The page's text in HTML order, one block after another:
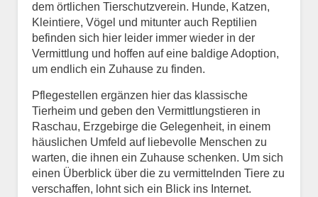
dem örtlichen Tierschutzverein. Hunde, Katzen,
Kleintiere, Vögel und mitunter auch Reptilien
befinden sich hier leider immer wieder in der
Vermittlung und hoffen auf eine baldige Adoption,
um endlich ein Zuhause zu finden.
Pflegestellen ergänzen hier das klassische
Tierheim und geben den Vermittlungstieren in
Raschau, Erzgebirge die Gelegenheit, in einem
häuslichen Umfeld auf liebevolle Menschen zu
warten, die ihnen ein Zuhause schenken. Um sich
einen Überblick über die zu vermittelnden Tiere zu
verschaffen, lohnt sich ein Blick ins Internet.